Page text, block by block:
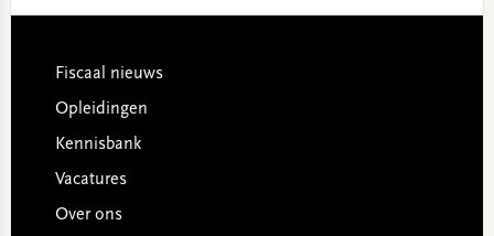
Footer
Fiscaal nieuws
Opleidingen
Kennisbank
Vacatures
Over ons